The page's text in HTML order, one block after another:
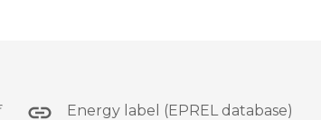
Energy label (EPREL database)